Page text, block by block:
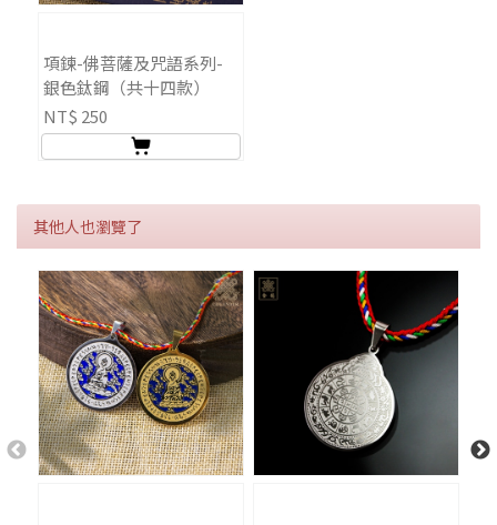
項鍊-佛菩薩及咒語系列-
銀色鈦鋼（共十四款）
NT$ 250
其他人也瀏覽了